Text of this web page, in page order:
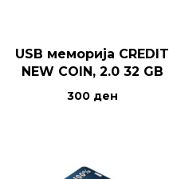
USB меморија CREDIT
NEW COIN, 2.0 32 GB
300 ден